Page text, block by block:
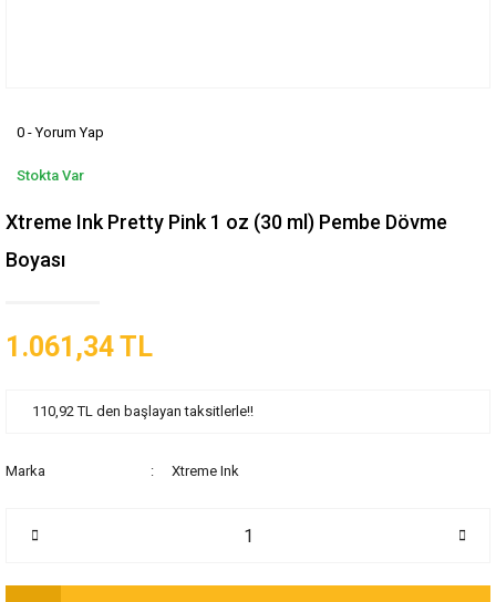
0 - Yorum Yap
Stokta Var
Xtreme Ink Pretty Pink 1 oz (30 ml) Pembe Dövme
Boyası
1.061,34 TL
110,92 TL den başlayan taksitlerle!!
Marka Xtreme Ink